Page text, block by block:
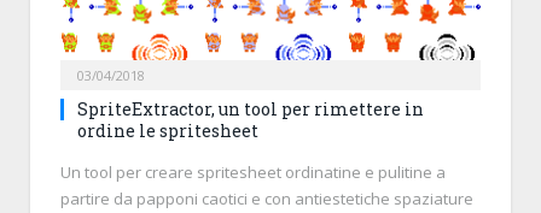
03/04/2018
SpriteExtractor, un tool per rimettere in
ordine le spritesheet
Un tool per creare spritesheet ordinatine e pulitine a
partire da papponi caotici e con antiestetiche spaziature